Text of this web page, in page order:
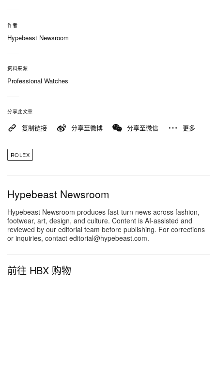
作者
Hypebeast Newsroom
资料来源
Professional Watches
分享此文章
复制链接 分享至微博 分享至微信 更多
ROLEX
Hypebeast Newsroom
Hypebeast Newsroom produces fast-turn news across fashion,
footwear, art, design, and culture. Content is AI-assisted and
reviewed by our editorial team before publishing. For corrections
or inquiries, contact editorial@hypebeast.com.
前往 HBX 购物